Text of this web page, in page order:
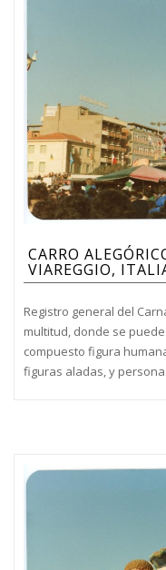
CARRO
VIAREGGIO,
Registro general del
multitud, donde se
compuesto figura
figuras aladas, y